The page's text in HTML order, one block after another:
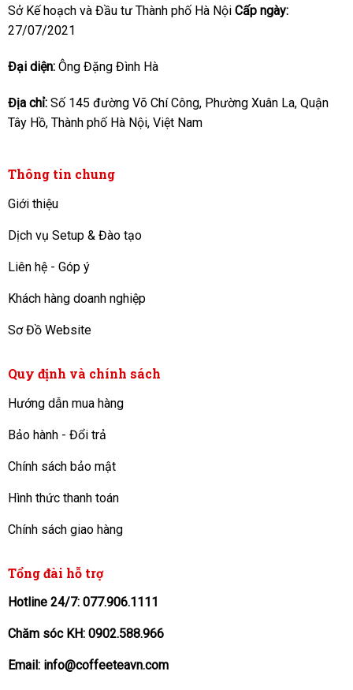
Sở Kế hoạch và Đầu tư Thành phố Hà Nội Cấp ngày:
27/07/2021
Đại diện: Ông Đặng Đình Hà
Địa chỉ: Số 145 đường Võ Chí Công, Phường Xuân La, Quận
Tây Hồ, Thành phố Hà Nội, Việt Nam
Thông tin chung
Giới thiệu
Dịch vụ Setup & Đào tạo
Liên hệ - Góp ý
Khách hàng doanh nghiệp
Sơ Đồ Website
Quy định và chính sách
Hướng dẫn mua hàng
Bảo hành - Đổi trả
Chính sách bảo mật
Hình thức thanh toán
Chính sách giao hàng
Tổng đài hỗ trợ
Hotline 24/7: 077.906.1111
Chăm sóc KH: 0902.588.966
Email: info@coffeeteavn.com